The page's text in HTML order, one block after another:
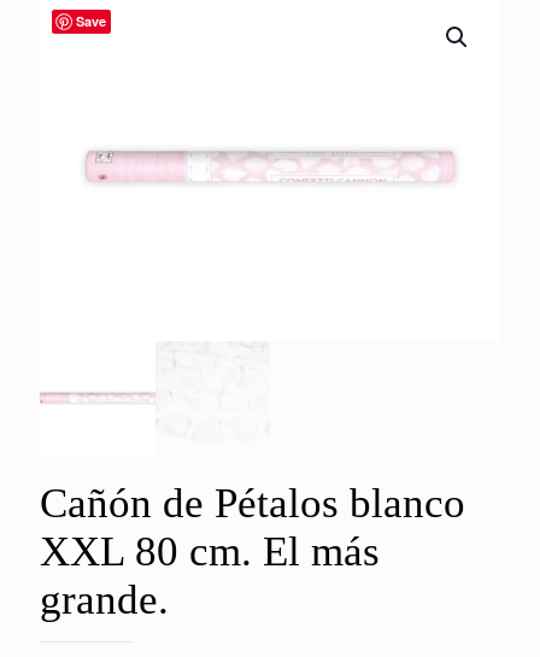
Save
Cañón de Pétalos blanco
XXL 80 cm. El más
grande.